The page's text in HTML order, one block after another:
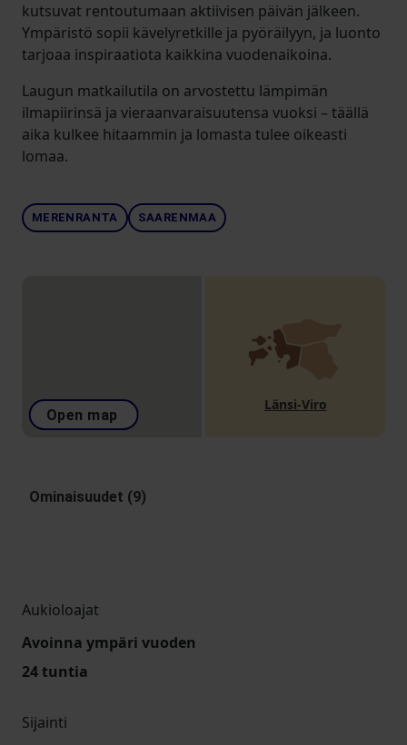
kutsuvat rentoutumaan aktiivisen päivän jälkeen.
Ympäristö sopii kävelyretkille ja pyöräilyyn, ja luonto
tarjoaa inspiraatiota kaikkina vuodenaikoina.
Laugun matkailutila on arvostettu lämpimän
ilmapiirinsä ja vieraanvaraisuutensa vuoksi – täällä
aika kulkee hitaammin ja lomasta tulee oikeasti
lomaa.
MERENRANTA SAARENMAA
Open map
Länsi-Viro
Ominaisuudet (9)
Aukioloajat
Avoinna ympäri vuoden
24 tuntia
Sijainti